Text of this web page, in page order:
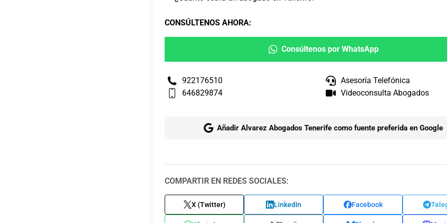
CONSÚLTENOS AHORA:
Consúltenos por WhatsApp
922176510
646829874
Asesoría Telefónica
Videoconsulta Abogados
Añadir Alvarez Abogados Tenerife como fuente preferida en Google
COMPARTIR EN REDES SOCIALES:
X (Twitter) LinkedIn Facebook